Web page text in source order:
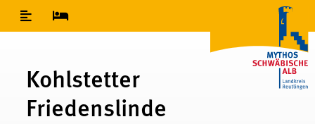
Inhaltsverzeichnis
Kohlstetter
Friedenslinde